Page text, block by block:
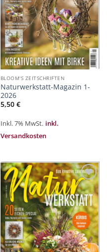
BLOOM'S ZEITSCHRIFTEN
Naturwerkstatt-Magazin 1-
2026
5,50 €
Inkl. 7% MwSt. inkl.
Versandkosten
Zur
Merkliste
hinzufügen